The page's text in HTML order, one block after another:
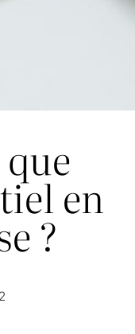
que
en
?